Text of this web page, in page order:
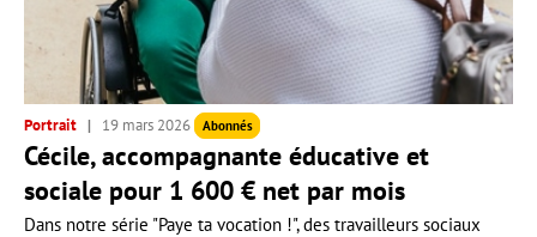
Portrait 19 mars 2026 Abonnés
Cécile, accompagnante éducative et
sociale pour 1 600 € net par mois
Dans notre série "Paye ta vocation !", des travailleurs sociaux